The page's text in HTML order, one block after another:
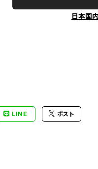
日本国
LINE ポスト